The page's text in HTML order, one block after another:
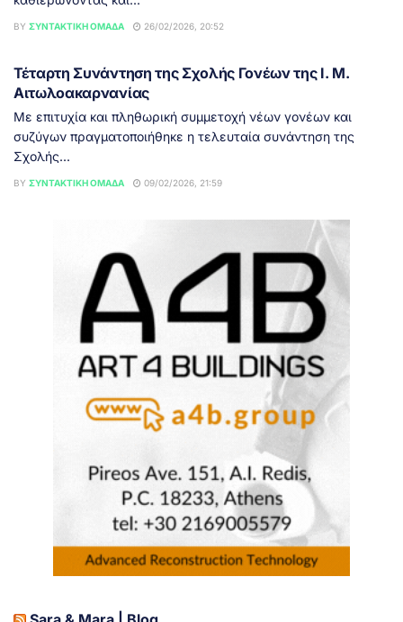
BY ΣΥΝΤΑΚΤΙΚΉ ΟΜΆΔΑ 26/02/2026, 20:52
Τέταρτη Συνάντηση της Σχολής Γονέων της Ι. Μ.
Αιτωλοακαρνανίας
Με επιτυχία και πληθωρική συμμετοχή νέων γονέων και
συζύγων πραγματοποιήθηκε η τελευταία συνάντηση της
Σχολής...
BY ΣΥΝΤΑΚΤΙΚΉ ΟΜΆΔΑ 09/02/2026, 21:59